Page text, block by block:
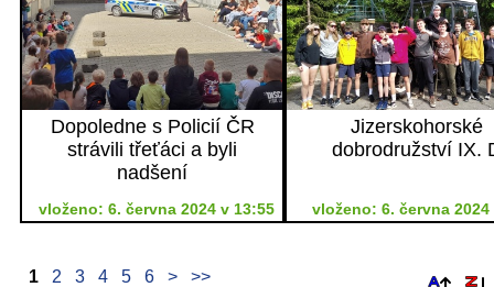
Dopoledne s Policií ČR
strávili třeťáci a byli
nadšení
vloženo: 6. června 2024 v 13:55
Jizerskohorské
dobrodružství IX.
vloženo: 6. června 2024
1 2 3 4 5 6 > >>